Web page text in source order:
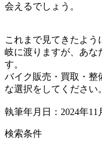
会えるでしょう。
これまで見てきたよ
岐に渡りますが、あな
す。
バイク販売・買取・整
な選択をしてください。
執筆年月日：2024年11
検索条件